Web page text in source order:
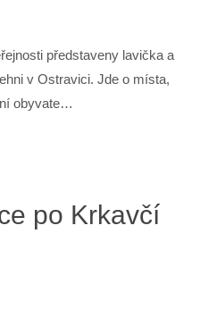
představeny lavička a
v Ostravici. Jde o místa,
obyvate…
po Krkavčí